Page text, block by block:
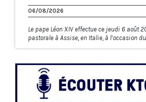
06/08/2026
Le pape Léon XIV effectue ce jeudi 6 août
pastorale à Assise, en Italie, à l’occasion du